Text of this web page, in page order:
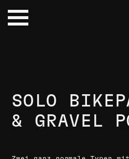
toFine
PODCAST
SOLO
& GRAVEL